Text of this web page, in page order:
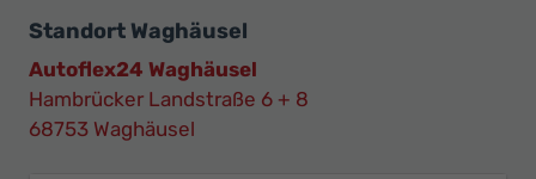
Standort Waghäusel
Autoflex24 Waghäusel
Hambrücker Landstraße 6 + 8
68753 Waghäusel